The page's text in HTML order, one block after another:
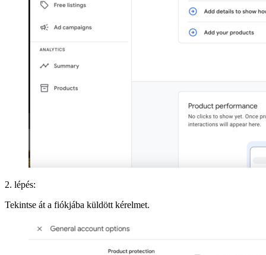
2. lépés:
Tekintse át a fiókjába küldött kérelmet.